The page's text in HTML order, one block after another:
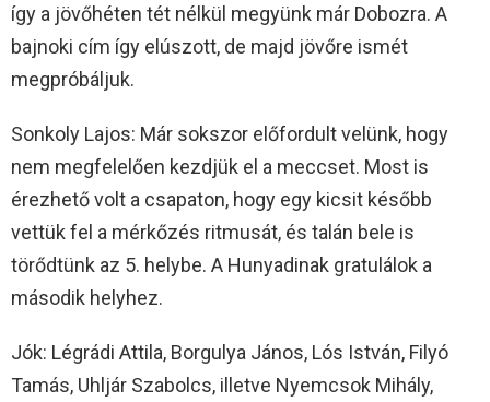
így a jövőhéten tét nélkül megyünk már Dobozra. A
bajnoki cím így elúszott, de majd jövőre ismét
megpróbáljuk.
Sonkoly Lajos: Már sokszor előfordult velünk, hogy
nem megfelelően kezdjük el a meccset. Most is
érezhető volt a csapaton, hogy egy kicsit később
vettük fel a mérkőzés ritmusát, és talán bele is
törődtünk az 5. helybe. A Hunyadinak gratulálok a
második helyhez.
Jók: Légrádi Attila, Borgulya János, Lós István, Filyó
Tamás, Uhljár Szabolcs, illetve Nyemcsok Mihály,